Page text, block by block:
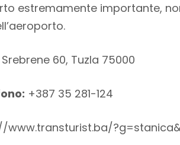
estremamente importante,
60, Tuzla 75000
+387 35 281-124
www.transturist.ba/